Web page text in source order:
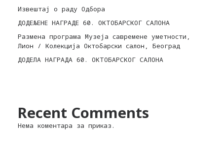
Извештај о раду Одбора
ДОДЕЉЕНЕ НАГРАДЕ 60. ОКТОБАРСКОГ САЛОНА
Размена програма Музеја савремене уметности,
Лион / Колекција Октобарски салон, Београд
ДОДЕЛА НАГРАДА 60. ОКТОБАРСКОГ САЛОНА
Recent Comments
Нема коментара за приказ.